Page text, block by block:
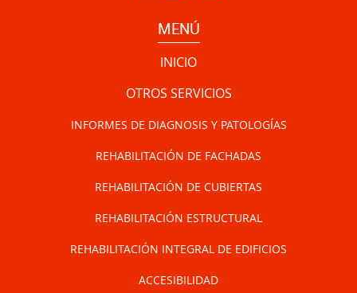
MENÚ
INICIO
OTROS SERVICIOS
INFORMES DE DIAGNOSIS Y PATOLOGÍAS
REHABILITACIÓN DE FACHADAS
REHABILITACIÓN DE CUBIERTAS
REHABILITACIÓN ESTRUCTURAL
REHABILITACIÓN INTEGRAL DE EDIFICIOS
ACCESIBILIDAD